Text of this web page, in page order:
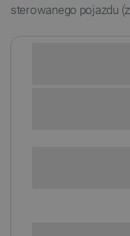
sterowanego pojazdu